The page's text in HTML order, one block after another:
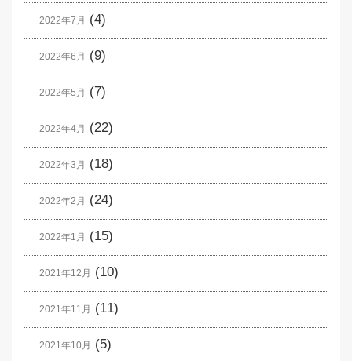
2022年7月 (4)
2022年6月 (9)
2022年5月 (7)
2022年4月 (22)
2022年3月 (18)
2022年2月 (24)
2022年1月 (15)
2021年12月 (10)
2021年11月 (11)
2021年10月 (5)